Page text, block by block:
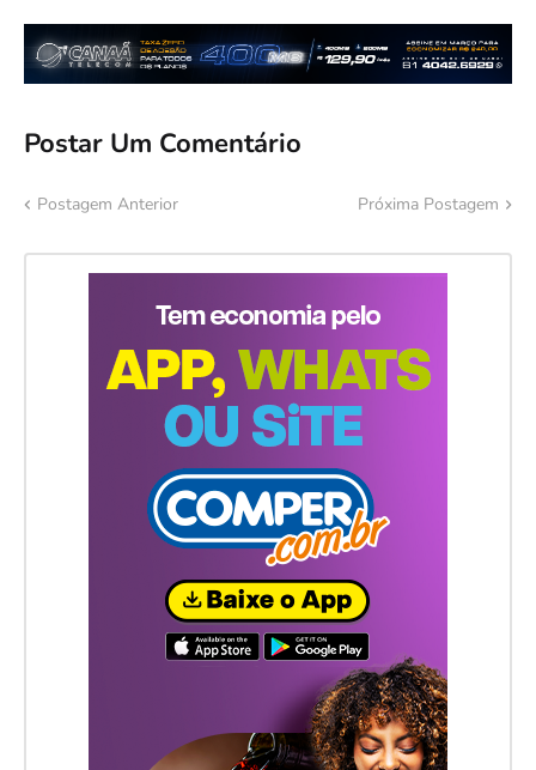
Postar Um Comentário
Postagem Anterior Próxima Postagem